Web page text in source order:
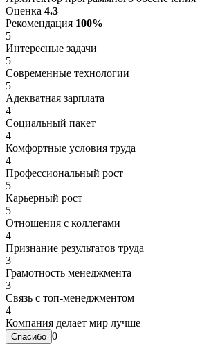
Оценка 4.3
Рекомендация 100%
5
Интересные задачи
5
Современные технологии
5
Адекватная зарплата
4
Социальный пакет
4
Комфортные условия труда
4
Профессиональный рост
5
Карьерный рост
5
Отношения с коллегами
4
Признание результатов труда
3
Грамотность менеджмента
3
Связь с топ-менеджментом
4
Компания делает мир лучше
0